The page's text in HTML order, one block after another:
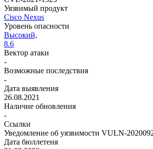
Уязвимый продукт
Cisco Nexus
Уровень опасности
Высокий,
8.6
Вектор атаки
-
Возможные последствия
-
Дата выявления
26.08.2021
Наличие обновления
-
Ссылки
Уведомление об уязвимости VULN-
Дата бюллетеня